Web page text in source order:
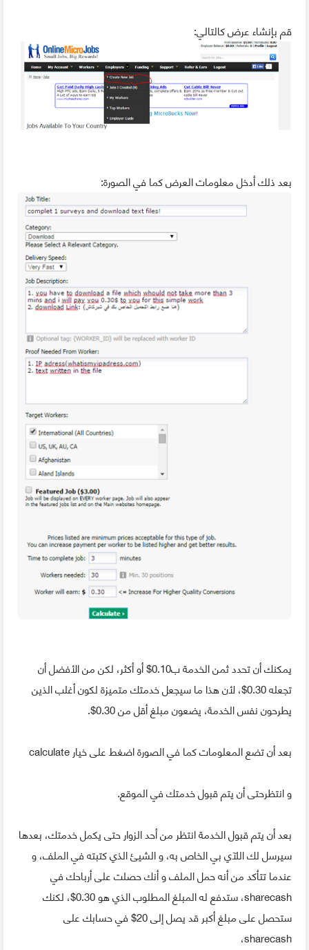
قم بإنشاء عرض كالتالي:
بعد ذلك أدخل معلومات العرض كما في الصورة:
يمكنك أن تحدد ثمن الخدمة ب0.10$ أو أكثر، لكن من الأفضل أن
تجعله 0.30$، لأن هذا ما سيجعل خدمتك متميزة لكون أغلب الذين
يطرحون نفس الخدمة، يضعون مبلغ أقل من 0.30$.
بعد أن تضع المعلومات كما في الصورة اضغط على خيار calculate
و انتظرحتى أن يتم قبول خدمتك في الموقع.
بعد أن يتم قبول الخدمة انتظر من أحد الزوار حتى يكمل خدمتك، بعدها
سيرسل لك اللآي بي الخاص به، و الشيئ الذي كتبته في الملف، و
عندما تتأكد من أنه حمل الملف و أنك حصلت على أرباحك في
sharecash، ستدفع له المبلغ المطلوب الذي هو 0.30$، لكنك
ستحصل على مبلغ أكبر قد يصل إلى 20$ في حسابك على
sharecash،